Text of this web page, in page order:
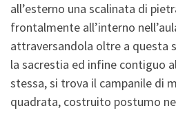
all’esterno una scalinata di
frontalmente all’interno
attraversandola oltre a questa
la sacrestia ed infine contiguo
stessa, si trova il campanile di
quadrata, costruito postumo